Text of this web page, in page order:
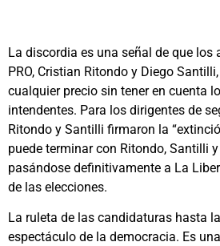
La discordia es una señal de que los
PRO, Cristian Ritondo y Diego
cualquier precio sin tener en cuenta
intendentes. Para los dirigentes de
Ritondo y Santilli firmaron la
puede terminar con Ritondo, Santilli
pasándose definitivamente a La
de las elecciones.
La ruleta de las candidaturas hasta
espectáculo de la democracia. Es